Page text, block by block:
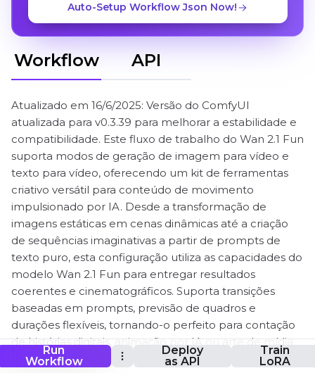
Run
Workflow
Deploy
as API
Train
LoRA
Auto-Setup Workflow Json Now!
Workflow API
Atualizado em 16/6/2025: Versão do ComfyUI
atualizada para v0.3.39 para melhorar a estabilidade e
compatibilidade. Este fluxo de trabalho do Wan 2.1 Fun
suporta modos de geração de imagem para vídeo e
texto para vídeo, oferecendo um kit de ferramentas
criativo versátil para conteúdo de movimento
impulsionado por IA. Desde a transformação de
imagens estáticas em cenas dinâmicas até a criação
de sequências imaginativas a partir de prompts de
texto puro, esta configuração utiliza as capacidades do
modelo Wan 2.1 Fun para entregar resultados
coerentes e cinematográficos. Suporta transições
baseadas em prompts, previsão de quadros e
durações flexíveis, tornando-o perfeito para contação
de histórias digitais, animação por IA ou arte de mídia
experimental.